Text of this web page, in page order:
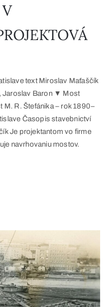
text Miroslav Maťaščík
Jaroslav Baron ▼ Most
M. R. Štefánika – rok 1890–
Časopis stavebnictví
Je projektantom vo firme
navrhovaniu mostov.